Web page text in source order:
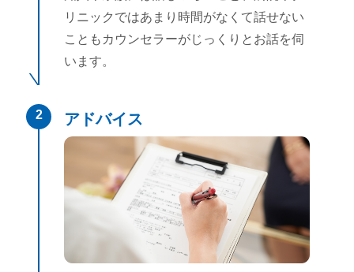
リニックではあまり時間がなくて話せない
こともカウンセラーがじっくりとお話を伺
います。
2 アドバイス